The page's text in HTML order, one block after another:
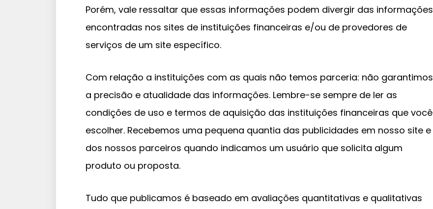
Porém, vale ressaltar que essas informações podem divergir das informações
encontradas nos sites de instituições financeiras e/ou de provedores de
serviços de um site específico.
Com relação a instituições com as quais não temos parceria: não garantimos
a precisão e atualidade das informações. Lembre-se sempre de ler as
condições de uso e termos de aquisição das instituições financeiras que você
escolher. Recebemos uma pequena quantia das publicidades em nosso site e
dos nossos parceiros quando indicamos um usuário que solicita algum
produto ou proposta.
Tudo que publicamos é baseado em avaliações quantitativas e qualitativas